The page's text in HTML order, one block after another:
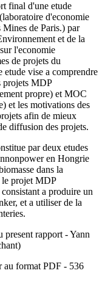
final d'une etude
(laboratoire d'economie
de Paris.) par
et de la
l'economie
de projets du
vise a comprendre
projets MDP
propre) et MOC
et les motivations des
afin de mieux
diffusion des projets.
par deux etudes
en Hongrie
dans la
projet MDP
a produire un
et a utiliser de la
rapport - Yann
au format PDF - 536